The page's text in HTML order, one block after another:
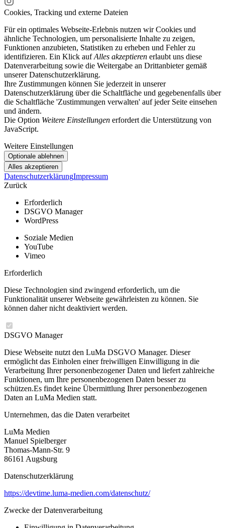
Cookies, Tracking und externe Dateien
Für ein optimales Webseite-Erlebnis nutzen wir Cookies und
ähnliche Technologien, um personalisierte Inhalte zu zeigen,
Funktionen anzubieten, Statistiken zu erheben und Fehler zu
identifizieren. Ein Klick aufAlles akzeptieren erlaubt uns diese
Datenverarbeitung sowie die Weitergabe an Drittanbieter gemäß
unserer Datenschutzerklärung.
Ihre Zustimmungen können Sie jederzeit in unserer
Datenschutzerklärung über die Schaltfläche und gegebenenfalls über
die Schaltfläche 'Zustimmungen verwalten' auf jeder Seite einsehen
und ändern.
Die Option Weitere Einstellungen erfordert die Unterstützung von
JavaScript.
Weitere Einstellungen
DatenschutzerklärungImpressum
Zurück
Erforderlich
DSGVO Manager
WordPress
Soziale Medien
YouTube
Vimeo
Erforderlich
Diese Technologien sind zwingend erforderlich, um die
Funktionalität unserer Webseite gewährleisten zu können. Sie
können daher nicht deaktiviert werden.
DSGVO Manager
Diese Webseite nutzt den LuMa DSGVO Manager. Dieser
ermöglicht das Einholen einer freiwilligen Einwilligung in die
Verarbeitung Ihrer personenbezogener Daten und liefert zahlreiche
Funktionen, um Ihre personenbezogenen Daten besser zu
schützen.Es findet keine Übermittlung Ihrer personenbezogenen
Daten an LuMa Medien statt.
Unternehmen, das die Daten verarbeitet
LuMa Medien
Manuel Spielberger
Thomas-Mann-Str. 9
86161 Augsburg
Datenschutzerklärung
https://devtime.luma-medien.com/datenschutz/
Zwecke der Datenverarbeitung